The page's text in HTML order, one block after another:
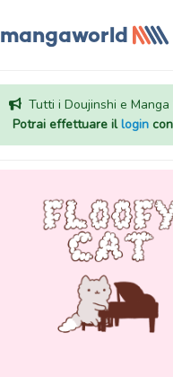
Tutti i Doujinshi e
Potrai effettuare illogincon